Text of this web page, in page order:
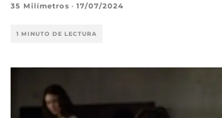
35 Milímetros · 17/07/2024
1 MINUTO DE LECTURA